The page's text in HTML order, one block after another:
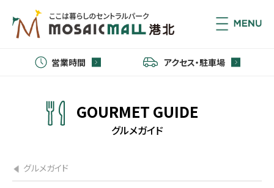
営業時間 アクセス・駐車場
GOURMET GUIDE
グルメガイド
グルメガイド